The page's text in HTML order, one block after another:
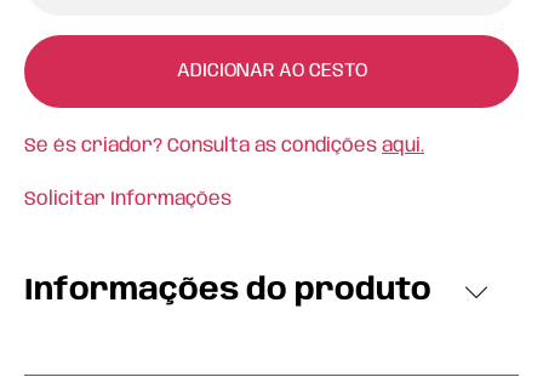
ADICIONAR AO CESTO
Se és criador? Consulta as condições aqui.
Solicitar Informações
Informações do produto